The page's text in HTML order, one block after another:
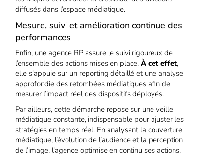
diffusés dans l’espace médiatique.
Mesure, suivi et amélioration continue des
performances
Enfin, une agence RP assure le suivi rigoureux de
l’ensemble des actions mises en place.À cet effet,
elle s’appuie sur un reporting détaillé et une analyse
approfondie des retombées médiatiques afin de
mesurer l’impact réel des dispositifs déployés.
Par ailleurs, cette démarche repose sur une veille
médiatique constante, indispensable pour ajuster les
stratégies en temps réel. En analysant la couverture
médiatique, l’évolution de l’audience et la perception
de l’image, l’agence optimise en continu ses actions.